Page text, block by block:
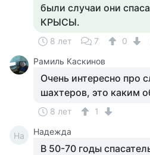
были случаи они
КРЫСЫ.
8 лет 7
0
Рамиль Каскинов
Очень интересно про
шахтеров, это каким
8 лет 1
На Надежда
В 50-70 годы